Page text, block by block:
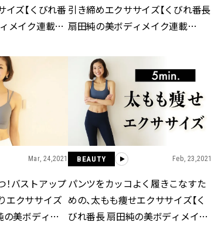
イズ【くびれ番
メイク連載
引き締めエクササイズ【くびれ番長
扇田純の美ボディメイク連載
Mar, 24,2021
！バストアップ
エクササイズ
の美ボディメ
BEAUTY Feb, 23,2021
パンツをカッコよく履きこなすた
めの、太もも痩せエクササイズ【く
びれ番長 扇田純の美ボディメイク